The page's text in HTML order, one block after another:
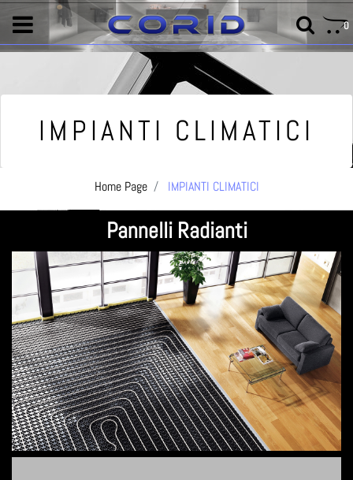
0
IMPIANTI CLIMATICI
Home Page IMPIANTI CLIMATICI
Pannelli Radianti